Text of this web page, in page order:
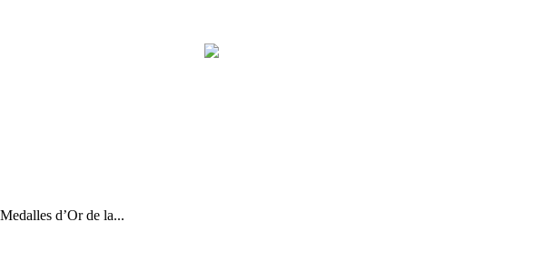
d’Or de la...